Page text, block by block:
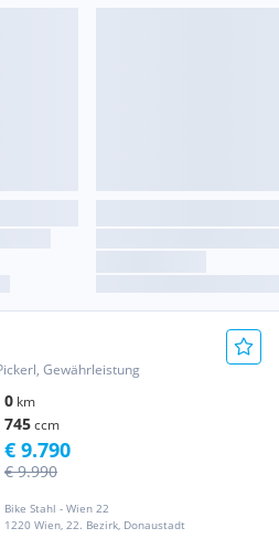
Gewährleistung
0 km
745ccm
Bike Stahl - Wien 22
1220 Wien, 22. Bezirk, Donaustadt
€ 9.990
€ 9.790